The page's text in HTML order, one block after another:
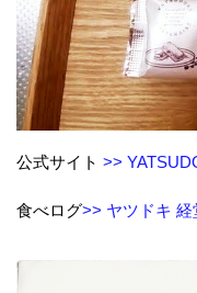
公式サイト >>
食べログ>> ヤツドキ 経